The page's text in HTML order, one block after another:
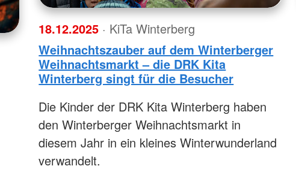
18.12.2025 · KiTa Winterberg
Weihnachtszauber auf dem Winterberger
Weihnachtsmarkt – die DRK Kita
Winterberg singt für die Besucher
Die Kinder der DRK Kita Winterberg haben
den Winterberger Weihnachtsmarkt in
diesem Jahr in ein kleines Winterwunderland
verwandelt.